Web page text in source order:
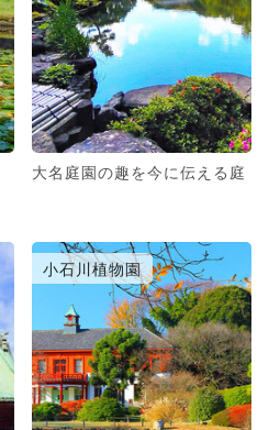
大名庭園の趣を今に伝える庭
小石川植物園